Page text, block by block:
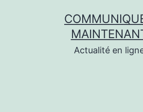
Actualité en